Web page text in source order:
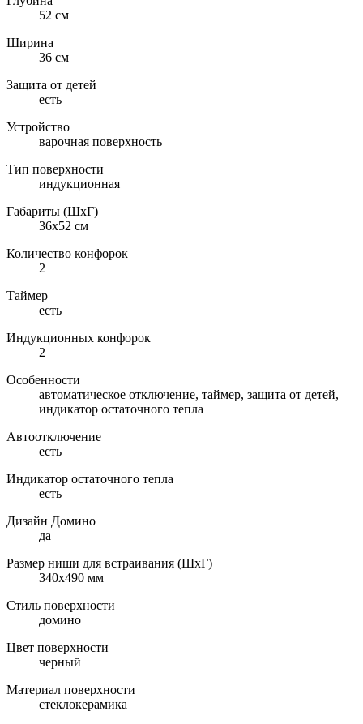
52 см
Ширина
36 см
Защита от детей
есть
Устройство
варочная поверхность
Тип поверхности
индукционная
Габариты (ШхГ)
36x52 см
Количество конфорок
2
Таймер
есть
Индукционных конфорок
2
Особенности
автоматическое отключение, таймер, защита от детей,
индикатор остаточного тепла
Автоотключение
есть
Индикатор остаточного тепла
есть
Дизайн Домино
да
Размер ниши для встраивания (ШхГ)
340x490 мм
Стиль поверхности
домино
Цвет поверхности
черный
Материал поверхности
стеклокерамика